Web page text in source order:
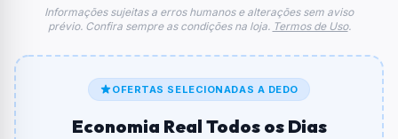
máximo para esse cupom.
FAQ – Cupom Mercado Livre
De quanto é o desconto?
O cupom dá12% OFF em compras.
Informações sujeitas a erros humanos e alterações sem aviso
prévio. Confira sempre as condições na loja. Termos de Uso.
OFERTAS SELECIONADAS A DEDO
Economia Real Todos os Dias